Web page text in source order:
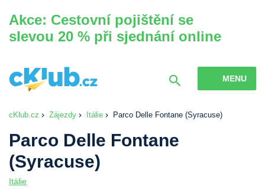
Akce: Cestovní pojištění se
slevou 20 % při sjednání online
MENU
cKlub.cz Zájezdy Itálie Parco Delle Fontane (Syracuse)
Parco Delle Fontane
(Syracuse)
Itálie